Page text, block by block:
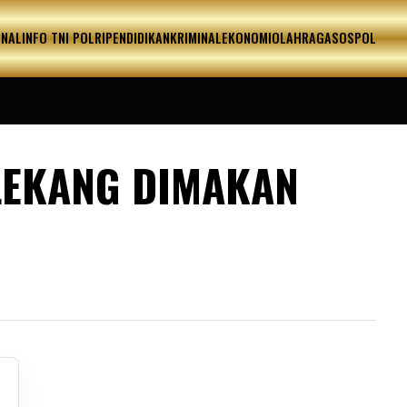
INFO TNI POLRIPENDIDIKANKRIMINALEKONOMIOLAHRAGASOSPOL
DIMAKAN